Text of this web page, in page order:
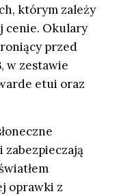
którym zależy
cenie. Okulary
przed
w zestawie
etui oraz
zabezpieczają
oprawki z